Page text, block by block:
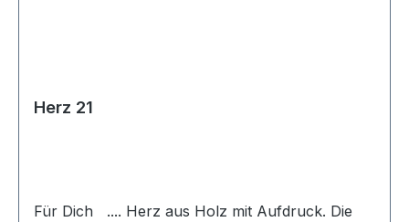
Herz 21
Für Dich .... Herz aus Holz mit Aufdruck. Die